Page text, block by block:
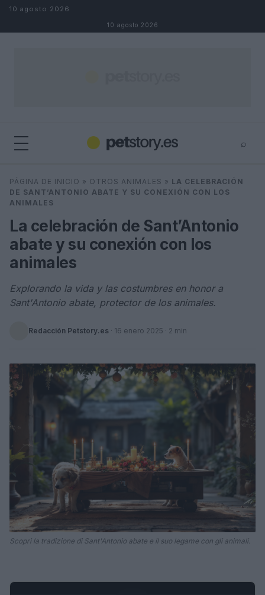
Saltar al contenido
10 agosto 2026
10 agosto 2026
⌕
Buscar ⌕ ×
PÁGINA DE INICIO » OTROS ANIMALES » LA CELEBRACIÓN
DE SANT’ANTONIO ABATE Y SU CONEXIÓN CON LOS
ANIMALES
La celebración de Sant’Antonio
abate y su conexión con los
animales
Explorando la vida y las costumbres en honor a
Sant'Antonio abate, protector de los animales.
Redacción Petstory.es · 16 enero 2025 · 2 min
Scopri la tradizione di Sant'Antonio abate e il suo legame con gli animali.